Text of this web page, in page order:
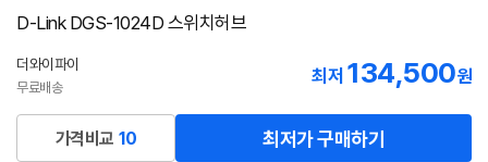
D-Link DGS-1024D 스위치허브
더와이파이
페
이
무료배송
최저 134,500원
가격비교 10 최저가 구매하기